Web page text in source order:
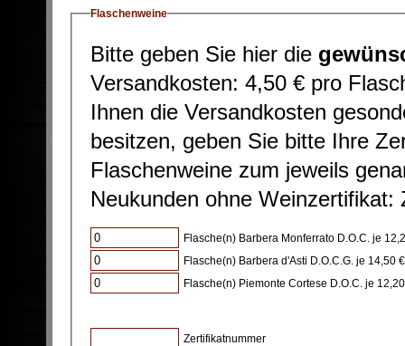
Flaschenweine
Bitte geben Sie hier die
Versandkosten: 4,50 € pro
Ihnen die Versandkosten
besitzen, geben Sie bitte Ihre
Flaschenweine zum jeweils
Neukunden ohne
Flasche(n) Barbera Monferrato D.O.C. je
Flasche(n) Barbera d'Asti D.O.C.G. je 14,50
Flasche(n) Piemonte Cortese D.O.C. je
Zertifikatnummer